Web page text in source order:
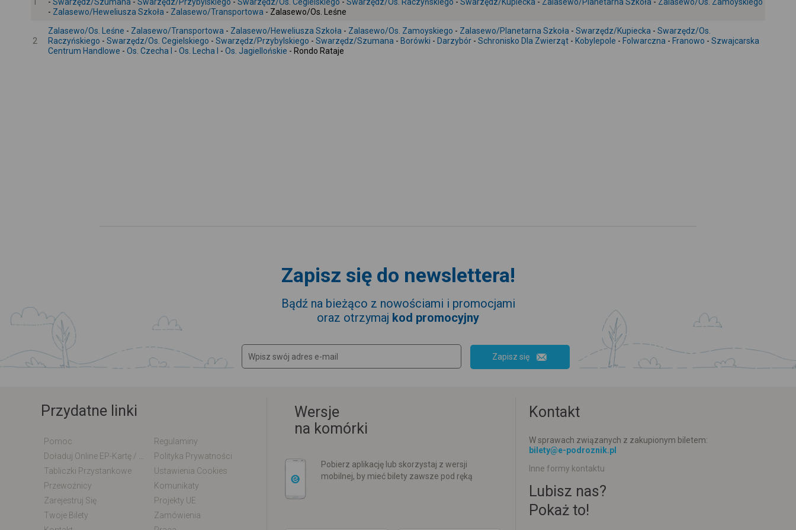
- Zalasewo/Heweliusza Szkoła - Zalasewo/Transportowa - Zalasewo/Os. Leśne
2
Zalasewo/Os. Leśne - Zalasewo/Transportowa - Zalasewo/Heweliusza Szkoła - Zalasewo/Os. Zamoyskiego - Zalasewo/Planetarna Szkoła - Swarzędz/Kupiecka - Swarzędz/Os.
Raczyńskiego - Swarzędz/Os. Cegielskiego - Swarzędz/Przybylskiego - Swarzędz/Szumana - Borówki - Darzybór - Schronisko Dla Zwierząt - Kobylepole - Folwarczna - Franowo - Szwajcarska
Centrum Handlowe - Os. Czecha I - Os. Lecha I - Os. Jagiellońskie - Rondo Rataje
Zapisz się do newslettera!
Bądź na bieżąco z nowościami i promocjami
oraz otrzymaj kod promocyjny
Zapisz się
Przydatne linki
Pomoc
Regulaminy
Polityka Prywatności
Tabliczki Przystankowe
Ustawienia Cookies
Przewoźnicy
Komunikaty
Zarejestruj Się
Projekty UE
Twoje Bilety
Zamówienia
Wersje
na komórki
Pobierz aplikację lub skorzystaj z wersji
mobilnej, by mieć bilety zawsze pod ręką
Kontakt
W sprawach związanych z zakupionym biletem:
bilety@e-podroznik.pl
Inne formy kontaktu
Lubisz nas?
Pokaż to!